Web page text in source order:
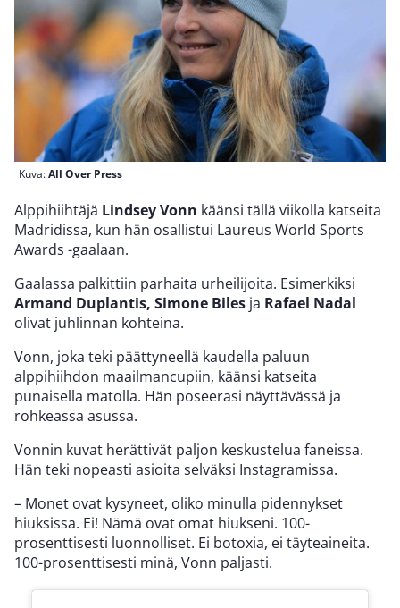
Kuva:All Over Press
Alppihiihtäjä Lindsey Vonn käänsi tällä viikolla katseita
Madridissa, kun hän osallistui Laureus World Sports
Awards -gaalaan.
Gaalassa palkittiin parhaita urheilijoita. Esimerkiksi
Armand Duplantis, Simone Biles ja Rafael Nadal
olivat juhlinnan kohteina.
Vonn, joka teki päättyneellä kaudella paluun
alppihiihdon maailmancupiin, käänsi katseita
punaisella matolla. Hän poseerasi näyttävässä ja
rohkeassa asussa.
Vonnin kuvat herättivät paljon keskustelua faneissa.
Hän teki nopeasti asioita selväksi Instagramissa.
– Monet ovat kysyneet, oliko minulla pidennykset
hiuksissa. Ei! Nämä ovat omat hiukseni. 100-
prosenttisesti luonnolliset. Ei botoxia, ei täyteaineita.
100-prosenttisesti minä, Vonn paljasti.